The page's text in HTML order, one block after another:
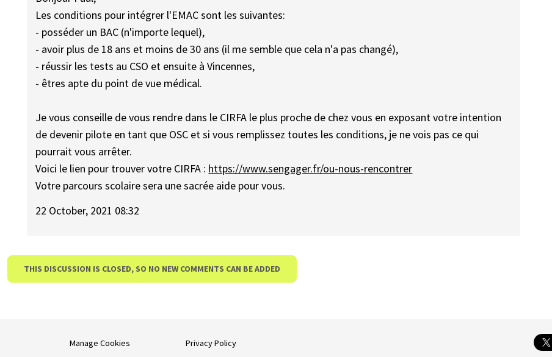
Les conditions pour intégrer l'EMAC sont les suivantes:
- posséder un BAC (n'importe lequel),
- avoir plus de 18 ans et moins de 30 ans (il me semble que cela n'a pas changé),
- réussir les tests au CSO et ensuite à Vincennes,
- êtres apte du point de vue médical.
Je vous conseille de vous rendre dans le CIRFA le plus proche de chez vous en exposant votre intention
de devenir pilote en tant que OSC et si vous remplissez toutes les conditions, je ne vois pas ce qui
pourrait vous arrêter.
Voici le lien pour trouver votre CIRFA : https://www.sengager.fr/ou-nous-rencontrer
Votre parcours scolaire sera une sacrée aide pour vous.
22 October, 2021 08:32
THIS DISCUSSION IS CLOSED, SO NO NEW COMMENTS CAN BE ADDED
Manage Cookies Privacy Policy